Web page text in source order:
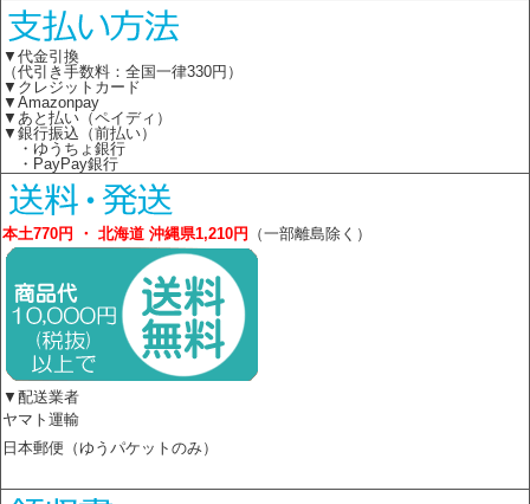
▼代金引換
（代引き手数料：全国一律330円）
▼クレジットカード
▼Amazonpay
▼あと払い（ペイディ）
▼銀行振込（前払い）
・ゆうちょ銀行
・PayPay銀行
本土770円 ・ 北海道 沖縄県1,210円 （一部離島除く）
▼配送業者
ヤマト運輸
日本郵便（ゆうパケットのみ）